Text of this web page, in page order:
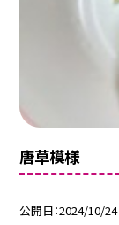
唐草模様
公開日 2024/10/24